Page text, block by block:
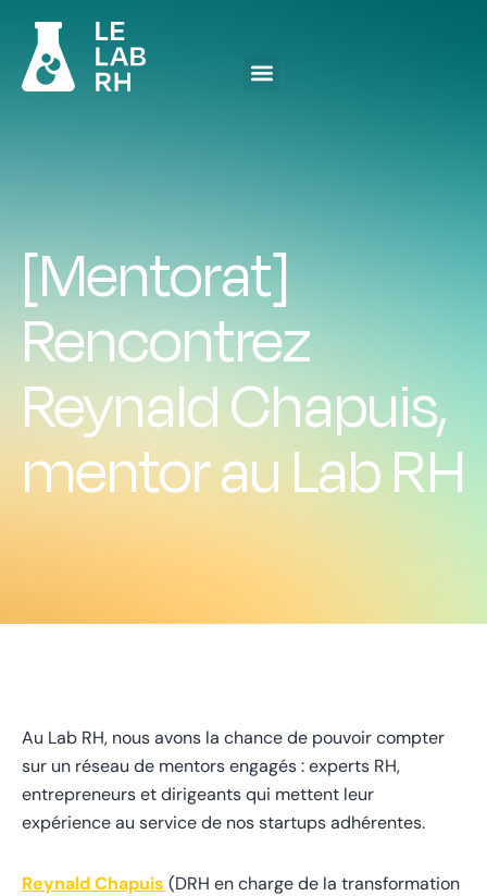
[Mentorat]
Rencontrez
Reynald Chapuis,
mentor au Lab RH
Au Lab RH, nous avons la chance de pouvoir compter
sur un réseau de mentors engagés : experts RH,
entrepreneurs et dirigeants qui mettent leur
expérience au service de nos startups adhérentes.
Reynald Chapuis (DRH en charge de la transformation